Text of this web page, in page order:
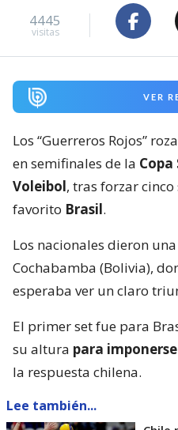
4445
visitas
VER
Los “Guerreros Rojos”
en semifinales de la
Voleibol, tras forzar
favorito Brasil.
Los nacionales dieron
Cochabamba (Bolivia),
esperaba ver un claro
El primer set fue para
su altura para
la respuesta chilena.
Lee también...